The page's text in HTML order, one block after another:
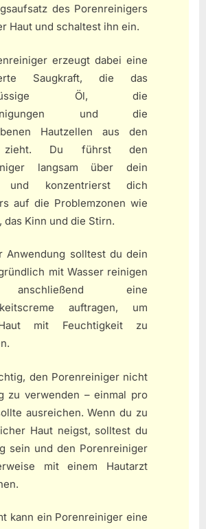
des Porenreinigers
Haut und schaltest ihn ein.
erzeugt dabei eine
Saugkraft, die das
Öl, die
und die
Hautzellen aus den
zieht. Du führst den
langsam über dein
und konzentrierst dich
auf die Problemzonen wie
das Kinn und die Stirn.
Anwendung solltest du dein
mit Wasser reinigen
eine
auftragen, um
mit Feuchtigkeit zu
den Porenreiniger nicht
zu verwenden – einmal pro
ausreichen. Wenn du zu
Haut neigst, solltest du
sein und den Porenreiniger
mit einem Hautarzt
kann ein Porenreiniger eine